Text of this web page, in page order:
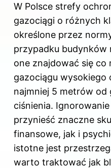
W Polsce strefy
gazociągi o różnych
określone przez
przypadku budynków
one znajdować się co
gazociągu wysokiego
najmniej 5 metrów od
ciśnienia.
przynieść znaczne
finansowe, jak i
istotne jest
warto traktować jak